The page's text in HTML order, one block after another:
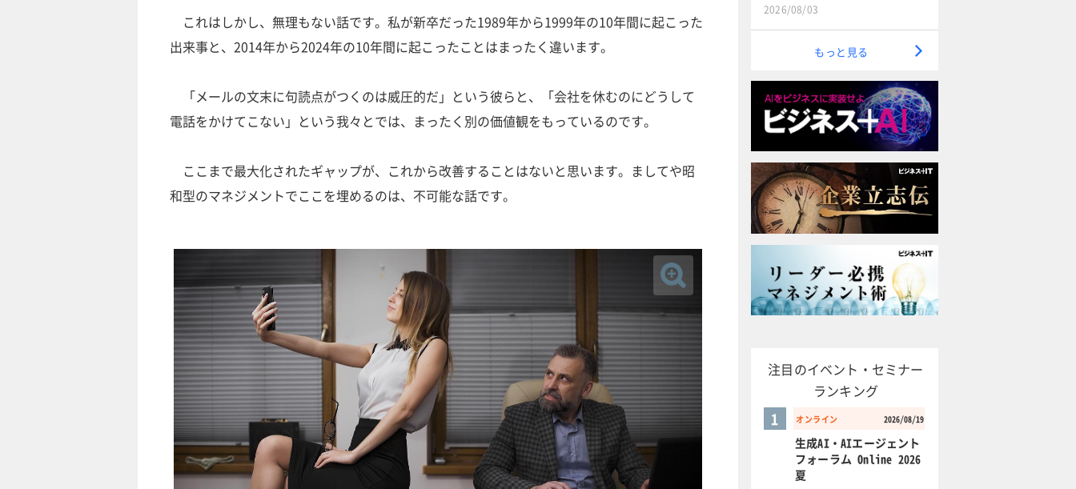
これはしかし、無理もない話です。私が新卒だった1989年から1999年の10年間に起こった
出来事と、2014年から2024年の10年間に起こったことはまったく違います。
「メールの文末に句読点がつくのは威圧的だ」という彼らと、「会社を休むのにどうして
電話をかけてこない」という我々とでは、まったく別の価値観をもっているのです。
ここまで最大化されたギャップが、これから改善することはないと思います。ましてや昭
和型のマネジメントでここを埋めるのは、不可能な話です。
2026/08/03
もっと見る
注目のイベント・セミナー
ランキング
オンライン 2026/08/19
1
生成AI・AIエージェント
フォーラム Online 2026
夏